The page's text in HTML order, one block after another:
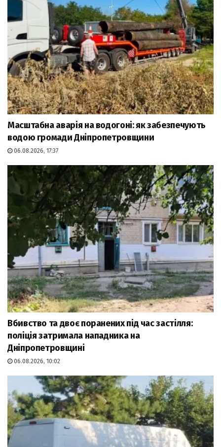
Масштабна аварія на водогоні: як забезпечують
водою громади Дніпропетровщини
06.08.2026, 17:37
Вбивство та двоє поранених під час застілля:
поліція затримала нападника на
Дніпропетровщині
06.08.2026, 10:02